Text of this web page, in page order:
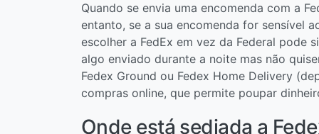
Quando se envia uma encomenda com a
entanto, se a sua encomenda for sensível
escolher a FedEx em vez da Federal pode
algo enviado durante a noite mas não
Fedex Ground ou Fedex Home Delivery
compras online, que permite poupar
Onde está sediada a